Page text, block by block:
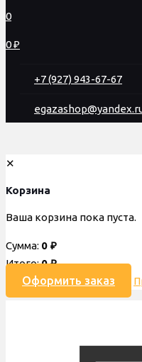
0
0 ₽
+7 (927) 943-67-67
✕
Корзина
Ваша корзина пока пуста.
Сумма: 0 ₽
Итого:0₽
Оформить заказ